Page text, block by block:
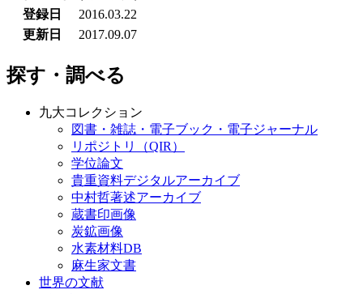
登録日
2016.03.22
更新日
2017.09.07
探す・調べる
九大コレクション
図書・雑誌・電子ブック・電子ジャーナル
リポジトリ（QIR）
学位論文
貴重資料デジタルアーカイブ
中村哲著述アーカイブ
蔵書印画像
炭鉱画像
水素材料DB
麻生家文書
世界の文献